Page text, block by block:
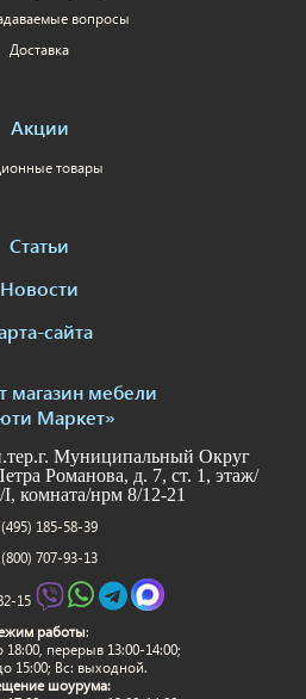
вопросы
Доставка
Акции
товары
Статьи
Новости
сайта
магазин мебели
Маркет»
Муниципальный Округ
Романова, д. 7, ст. 1, этаж/
комната/нрм 8/12-21
185-58-39
707-93-13
15
работы:
перерыв 13:00-14:00;
15:00; Вс: выходной.
шоурума: